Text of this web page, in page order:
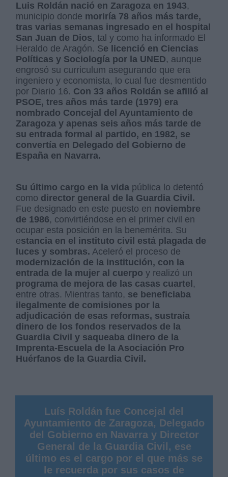
Luis Roldán nació en Zaragoza en 1943,
municipio donde moriría 78 años más tarde,
tras varias semanas ingresado en el hospital
San Juan de Dios, tal y como ha informado El
Heraldo de Aragón. Se licenció en Ciencias
Políticas y Sociología por la UNED, aunque
engrosó su curriculum asegurando que era
ingeniero y economista, lo cual fue desmentido
por Diario 16. Con 33 años Roldán se afilió al
PSOE, tres años más tarde (1979) era
nombrado Concejal del Ayuntamiento de
Zaragoza y apenas seis años más tarde de
su entrada formal al partido, en 1982, se
convertía en Delegado del Gobierno de
España en Navarra.
Su último cargo en la vida pública lo detentó
como director general de la Guardia Civil.
Fue designado en este puesto en noviembre
de 1986, convirtiéndose en el primer civil en
ocupar esta posición en la benemérita. Su
estancia en el instituto civil está plagada de
luces y sombras. Aceleró el proceso de
modernización de la institución, con la
entrada de la mujer al cuerpo y realizó un
programa de mejora de las casas cuartel ,
entre otras. Mientras tanto, se beneficiaba
ilegalmente de comisiones por la
adjudicación de esas reformas, sustraía
dinero de los fondos reservados de la
Guardia Civil y saqueaba dinero de la
Imprenta-Escuela de la Asociación Pro
Huérfanos de la Guardia Civil.
Luís Roldán fue Concejal del
Ayuntamiento de Zaragoza, Delegado
del Gobierno en Navarra y Director
General de la Guardia Civil, ese
último es el cargo por el que más se
le recuerda por sus casos de